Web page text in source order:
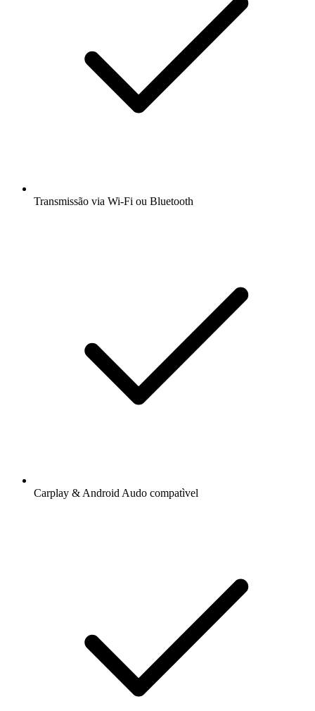
Transmissão via Wi-Fi ou Bluetooth
Carplay & Android Audo compatìvel